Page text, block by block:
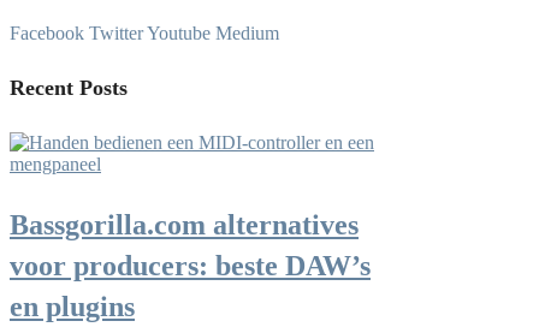
Facebook TwitterYoutube Medium
Recent Posts
Bassgorilla.com alternatives
voor producers: beste DAW’s
en plugins